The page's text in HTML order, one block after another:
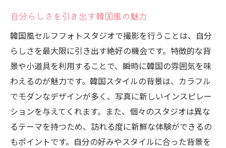
ト
韓国風スタジオでのユニークな撮影体験
自分らしさを引き出すセルフフォトスタジオで
特別な瞬間を切り取る
個性を引き出す韓国風フォトテクニック
セルフフォトスタジオでの感動的な瞬間を
撮影
自分らしさを活かすポージングのポイント
自分らしさを引き出す韓国風の魅力
韓国風セルフフォトスタジオで撮影を行うことは、自分
らしさを最大限に引き出す絶好の機会です。特徴的な背
景や小道具を利用することで、瞬時に韓国の雰囲気を味
わえるのが魅力です。韓国スタイルの背景は、カラフル
でモダンなデザインが多く、写真に新しいインスピレー
ションを与えてくれます。また、個々のスタジオは異な
るテーマを持つため、訪れる度に新鮮な体験ができるの
もポイントです。自分の好みやスタイルに合った背景を